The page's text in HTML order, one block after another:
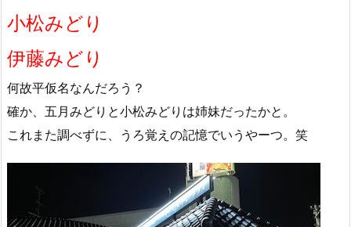
小松みどり
伊藤みどり
何故平仮名なんだろう？
確か、五月みどりと小松みどりは姉妹だったかと。
これまた調べずに、うろ覚えの記憶でいうやーつ。笑